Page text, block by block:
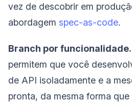
vez de descobrir em
abordagem spec-as-code.
Branch por funcionalidade.
permitem que você
de API isoladamente e a
pronta, da mesma forma